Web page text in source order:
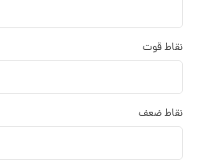
نقاط قوت
نقاط ضعف